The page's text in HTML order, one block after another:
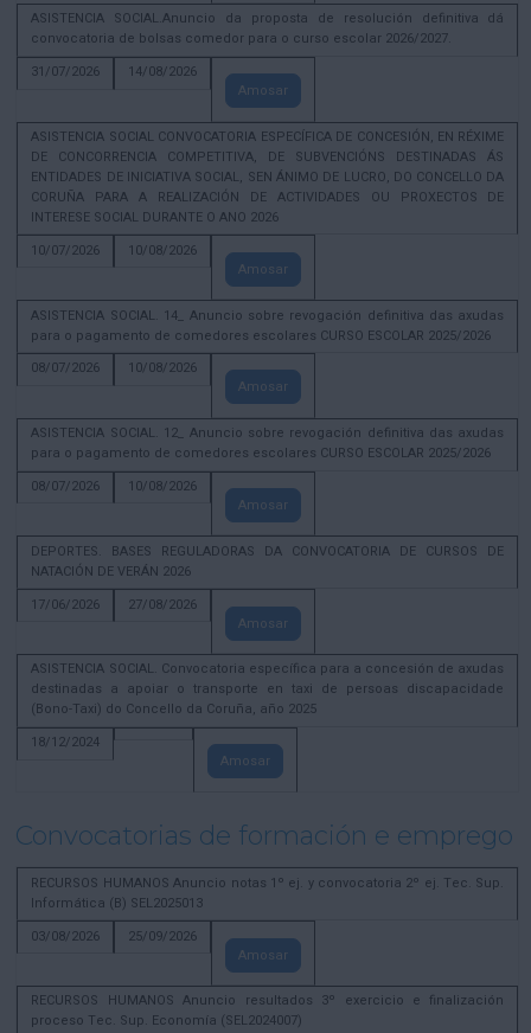
ASISTENCIA SOCIAL.Anuncio da proposta de resolución definitiva dá
convocatoria de bolsas comedor para o curso escolar 2026/2027.
31/07/2026
14/08/2026
Amosar
ASISTENCIA SOCIAL CONVOCATORIA ESPECÍFICA DE CONCESIÓN, EN RÉXIME
DE CONCORRENCIA COMPETITIVA, DE SUBVENCIÓNS DESTINADAS ÁS
ENTIDADES DE INICIATIVA SOCIAL, SEN ÁNIMO DE LUCRO, DO CONCELLO DA
CORUÑA PARA A REALIZACIÓN DE ACTIVIDADES OU PROXECTOS DE
INTERESE SOCIAL DURANTE O ANO 2026
10/07/2026
10/08/2026
Amosar
ASISTENCIA SOCIAL. 14_ Anuncio sobre revogación definitiva das axudas
para o pagamento de comedores escolares CURSO ESCOLAR 2025/2026
08/07/2026
10/08/2026
Amosar
ASISTENCIA SOCIAL. 12_ Anuncio sobre revogación definitiva das axudas
para o pagamento de comedores escolares CURSO ESCOLAR 2025/2026
08/07/2026
10/08/2026
Amosar
DEPORTES. BASES REGULADORAS DA CONVOCATORIA DE CURSOS DE
NATACIÓN DE VERÁN 2026
17/06/2026
27/08/2026
Amosar
ASISTENCIA SOCIAL. Convocatoria específica para a concesión de axudas
destinadas a apoiar o transporte en taxi de persoas discapacidade
(Bono-Taxi) do Concello da Coruña, año 2025
18/12/2024
Amosar
Convocatorias de formación e emprego
RECURSOS HUMANOS Anuncio notas 1º ej. y convocatoria 2º ej. Tec. Sup.
Informática (B) SEL2025013
03/08/2026
25/09/2026
Amosar
RECURSOS HUMANOS Anuncio resultados 3º exercicio e finalización
proceso Tec. Sup. Economía (SEL2024007)